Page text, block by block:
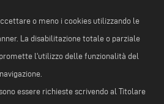
o meno i cookies utilizzando le
La disabilitazione totale o parziale
l'utilizzo delle funzionalità del
essere richieste scrivendo al Titolare